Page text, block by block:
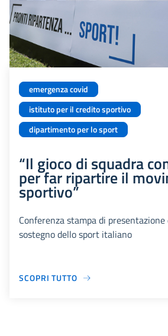
emergenza covid
istituto per il credito sportivo
dipartimento per lo sport
“Il gioco di squadra
per far ripartire il
sportivo”
Conferenza stampa di
sostegno dello sport italiano
SCOPRI TUTTO